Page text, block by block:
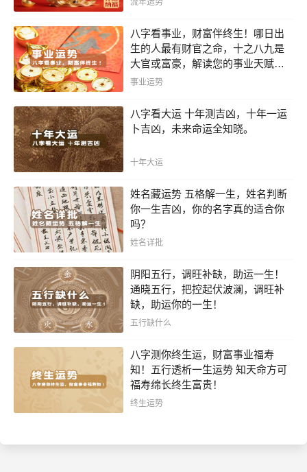
流年运势
八字看事业，财富伴终生！哪日出
生的人最有财官之命，十之八九是
大官或富豪，解读您的事业天赋，
扭转当下不利困局！！
事业运势
八字看大运 十年测吉凶，十年一运
卜吉凶，未来命运全知晓。
十年大运
姓名藏运势 五格解一生，姓名判断
你一生吉凶，你的名字真的适合你
吗？
姓名详批
阴阳五行，调旺补缺，助运一生！
通晓五行，把控起伏波澜，调旺补
缺，助运你的一生！
五行缺什么
八字测你终生运，财富事业福寿
知！五行透析一生运势 知天命方可
福寿绵长终生富贵！
终生运势